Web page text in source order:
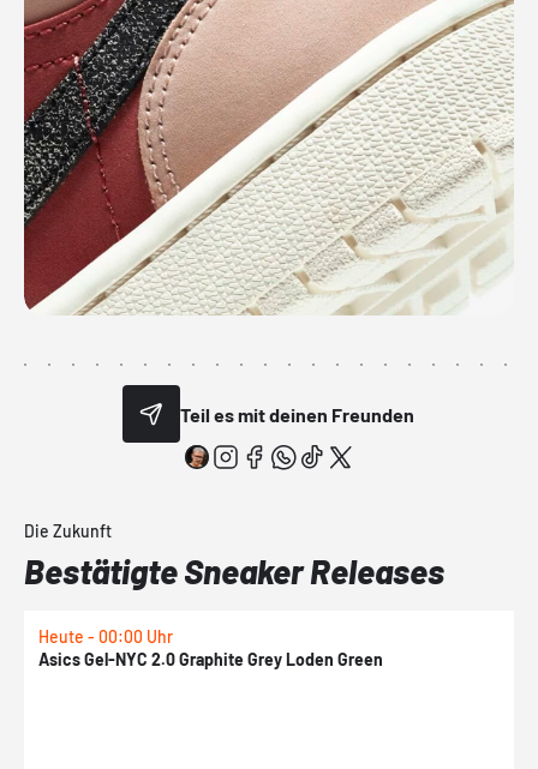
Teil es mit deinen Freunden
Die Zukunft
Bestätigte Sneaker Releases
Heute - 00:00 Uhr
Asics Gel-NYC 2.0 Graphite Grey Loden Green